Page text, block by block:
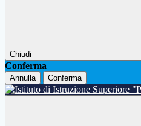
Chiudi
Conferma
Annulla Conferma